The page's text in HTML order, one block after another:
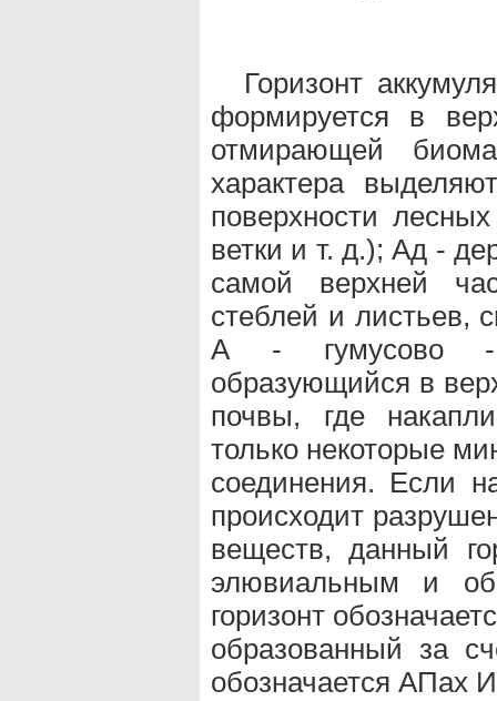
Горизонт
формируется в
отмирающей
характера
поверхности
ветки и т. д.); Ад -
самой верхней
стеблей и листьев,
А - гумусово -
образующийся в
почвы, где
только некоторые
соединения. Если
происходит
веществ, данный
элювиальным и
горизонт
образованный за
обозначается АПах